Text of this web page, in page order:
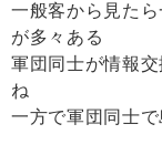
一般客から見た
が多々ある
軍団同士が情報
ね
一方で軍団同士